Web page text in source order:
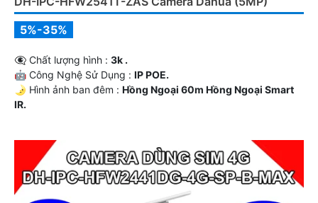
5%-35%
👁️‍🗨 Chất lượng hình : 3k .
🤖️ Công Nghệ Sử Dụng : IP POE.
🌛 Hình ảnh ban đêm : Hồng Ngoại 60m Hồng Ngoại Smart
IR.